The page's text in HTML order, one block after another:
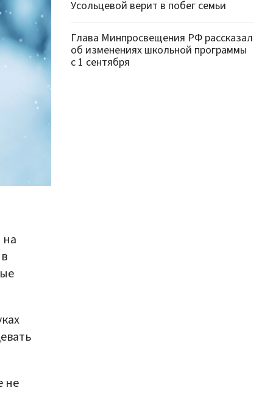
не
Усольцевой верит в побег семьи
Глава Минпросвещения РФ рассказал
об изменениях школьной программы
с 1 сентября